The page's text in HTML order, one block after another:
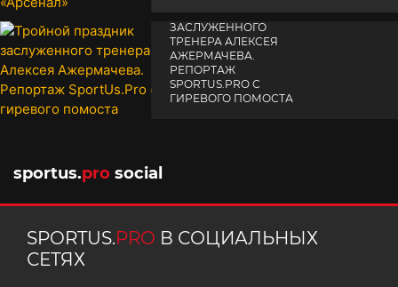
ЗАСЛУЖЕННОГО
ТРЕНЕРА АЛЕКСЕЯ
АЖЕРМАЧЕВА.
РЕПОРТАЖ
SPORTUS.PRO С
ГИРЕВОГО ПОМОСТА
sportus.pro social
SPORTUS.PRO В СОЦИАЛЬНЫХ
СЕТЯХ